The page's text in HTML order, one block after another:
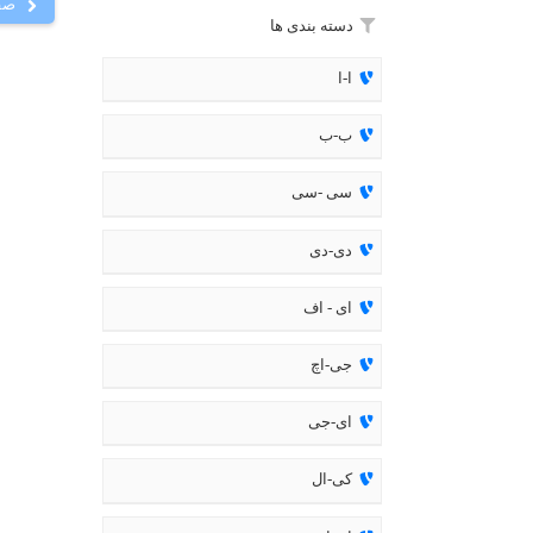
دسته بندی ها
ا-ا
ب-ب
سی -سی
دی-دی
ای - اف
جی-اچ
ای-جی
کی-ال